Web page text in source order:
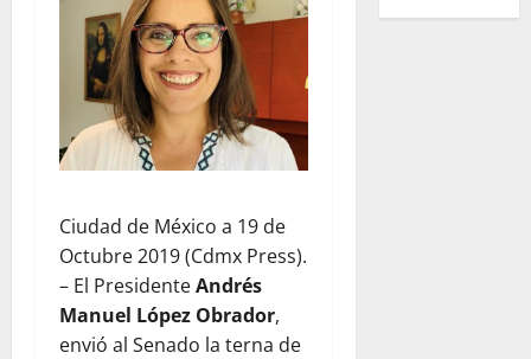
Ciudad de México a 19 de
Octubre 2019 (Cdmx Press).
– El PresidenteAndrés
Manuel López Obrador,
envió al Senado la terna de